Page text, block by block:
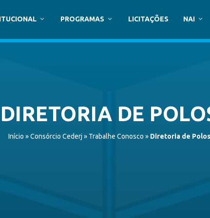
PROGRAMAS LICITAÇÕES NAI
DIRETORIA DE
Início »Consórcio Cederj » Trabalhe Conosco » Diretoria de Polos